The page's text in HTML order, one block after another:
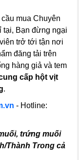
mua Chuyên
tại, Bạn đừng ngại
trở tới tận nơi
đăng tải trên
hàng giả và tem
cấp hột vịt
.
- Hotline:
trứng muối
Thành Trong cả